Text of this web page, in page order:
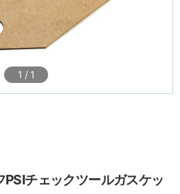
1 / 1
チェックツールガスケッ